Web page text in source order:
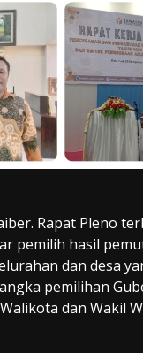
Rapat Pleno
pemilih hasil
dan desa
pemilihan
dan Wakil